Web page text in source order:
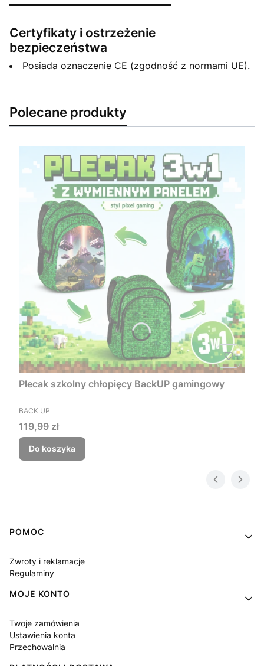
Certyfikaty i ostrzeżenie
bezpieczeństwa
Posiada oznaczenie CE (zgodność z normami UE).
Polecane produkty
Plecak szkolny chłopięcy BackUP gamingowy
PRODUCENT
BACK UP
Cena
119,99 zł
Do koszyka
Linki w stopce
POMOC
Zwroty i reklamacje
Regulaminy
MOJE KONTO
Twoje zamówienia
Ustawienia konta
Przechowalnia